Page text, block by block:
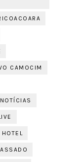
CAMOCIM
HOTEL